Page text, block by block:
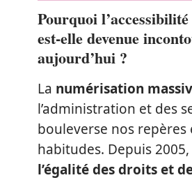
Pourquoi
est-elle devenue
aujourd’hui ?
La numérisation
l’administration et des
bouleverse nos repères
habitudes. Depuis 2005,
l’égalité des droits et